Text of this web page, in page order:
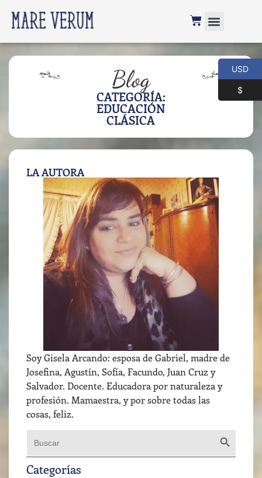
Blog
CATEGORÍA:
EDUCACIÓN
CLÁSICA
LA AUTORA
Soy Gisela Arcando: esposa de Gabriel, madre de
Josefina, Agustín, Sofía, Facundo, Juan Cruz y
Salvador. Docente. Educadora por naturaleza y
profesión. Mamaestra, y por sobre todas las
cosas, feliz.
Buscar:
Botón de
Categorías
USD
$